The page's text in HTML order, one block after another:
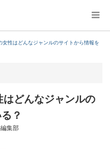
性はどんなジャンルのサイトから情報を
どんなジャンルの
？
集部